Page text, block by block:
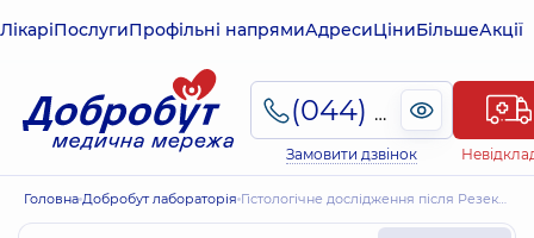
ЛікаріПослугиПрофільні напрямиАдресиЦіниБільшеАкції
(044) 495-2-888
Замовити дзвінок
Головна Добробут лабораторія Гістологічне дослідження після Резекції сечового міхура